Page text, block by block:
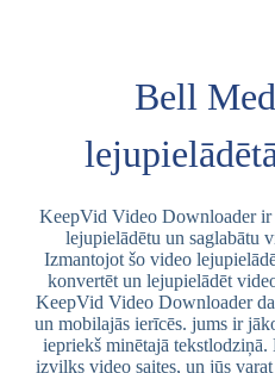
Bell
KeepVid Video Downloader ir
lejupielādētu un saglabātu
Izmantojot šo video
konvertēt un lejupielādēt
KeepVid Video Downloader
un mobilajās ierīcēs. jums ir
iepriekš minētajā
izvilks video saites, un jūs